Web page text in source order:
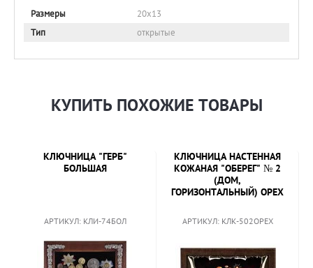
Размеры
20х13
Тип
открытые
КУПИТЬ ПОХОЖИЕ ТОВАРЫ
КЛЮЧНИЦА "ГЕРБ"
БОЛЬШАЯ
АРТИКУЛ: КЛИ-74БОЛ
КЛЮЧНИЦА НАСТЕННАЯ
КОЖАНАЯ "ОБЕРЕГ" № 2
(ДОМ,
ГОРИЗОНТАЛЬНЫЙ) ОРЕХ
АРТИКУЛ: КЛК-502ОРЕХ